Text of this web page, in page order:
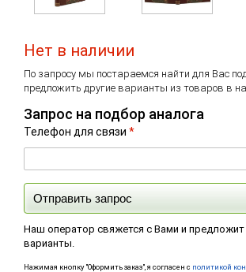
Нет в наличии
По запросу мы постараемся найти для Вас
предложить другие варианты из товаров в
Запрос на подбор аналога
Телефон для связи *
Отправить запрос
Наш оператор свяжется с Вами и
варианты.
Нажимая кнопку "Оформить заказ", я согласен с политикой